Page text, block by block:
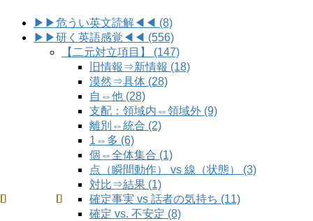
▶▶危うい英文読解◀◀ (8)
▶▶研く英語感覚◀◀ (556)
【二元対立項目】 (147)
旧情報⇒新情報 (18)
漠然⇒具体 (28)
自⇔他 (28)
支配：領域内⇔領域外 (9)
離別⇔統合 (2)
1⇔多 (6)
個⇔全体集合 (1)
点（瞬間動作） vs 線（状態） (3)
対比⇒結果 (1)
確定事実 vs 話者の気持ち (11)
確定 vs. 不安定 (8)